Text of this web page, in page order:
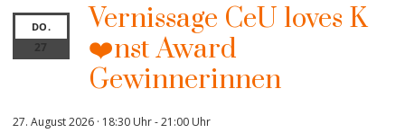
DO.
27
Vernissage CeU loves K
❤️nst Award
Gewinnerinnen
27. August 2026 · 18:30 Uhr-21:00 Uhr